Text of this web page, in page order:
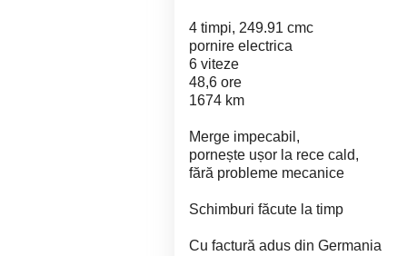
4 timpi, 249.91 cmc
pornire electrica
6 viteze
48,6 ore
1674 km
Merge impecabil,
pornește ușor la rece cald,
fără probleme mecanice
Schimburi făcute la timp
Cu factură adus din Germania